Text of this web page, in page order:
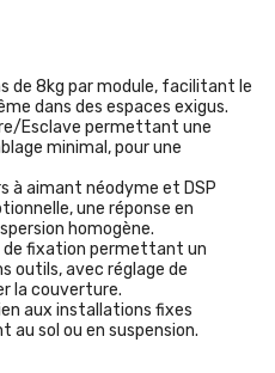
de 8kg par module, facilitant le
dans des espaces exigus.
Esclave permettant une
minimal, pour une
à aimant néodyme et DSP
une réponse en
homogène.
de fixation permettant un
outils, avec réglage de
la couverture.
aux installations fixes
sol ou en suspension.